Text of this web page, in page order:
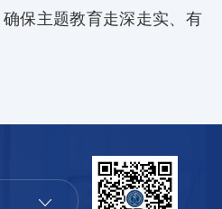
保主题教育走深走实、有